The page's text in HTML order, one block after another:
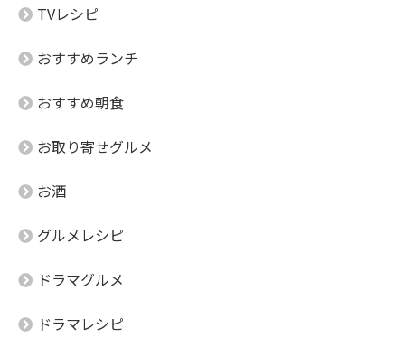
TVレシピ
おすすめランチ
おすすめ朝食
お取り寄せグルメ
お酒
グルメレシピ
ドラマグルメ
ドラマレシピ